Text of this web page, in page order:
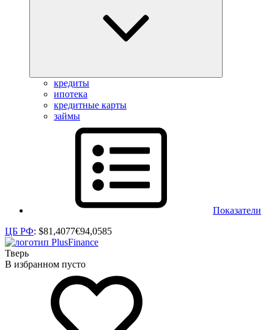
кредиты
ипотека
кредитные карты
займы
Показатели
ЦБ РФ: $81,4077€94,0585
Тверь
В избранном пусто